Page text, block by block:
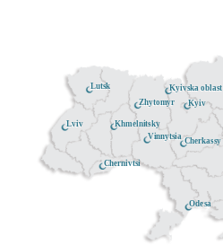
Kyiv
Kyivska oblast
Lutsk
Zhytomyr
Khmelnitsky
Cherkassy
Odesa
Vinnytsia
Chernivtsi
Lviv